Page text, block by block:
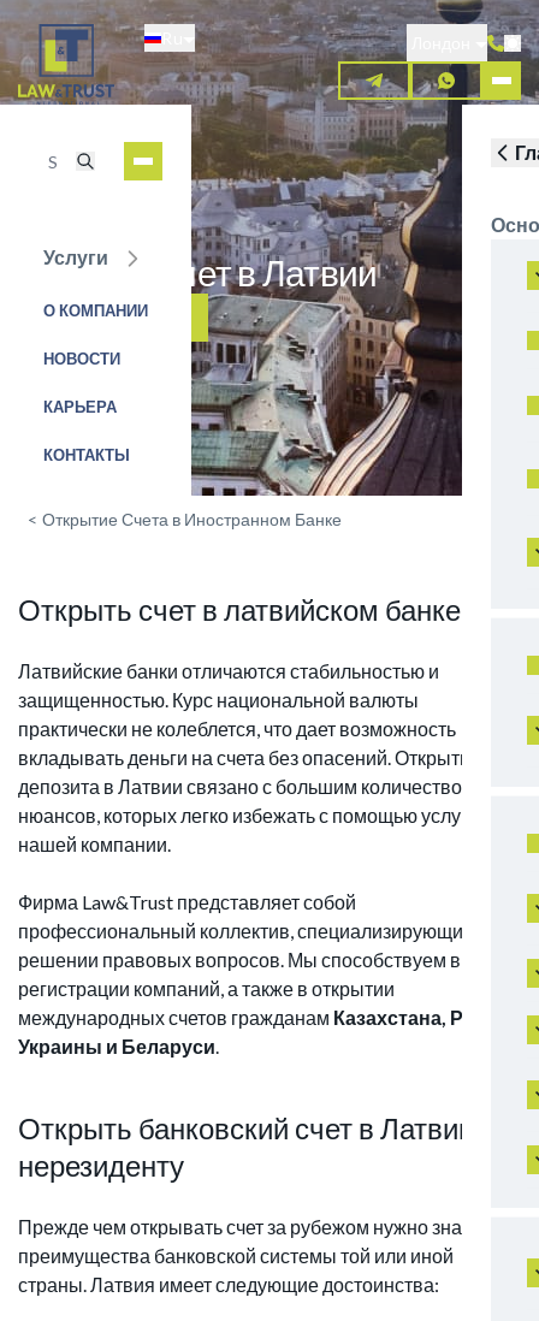
Перейти
основному
содержанию
Услуги
О КОМПАНИИ
НОВОСТИ
КАРЬЕРА
КОНТАКТЫ
Открыть счет в Латвии
ЗАЯВКА НА УСЛУГУ
< Открытие Счета в Иностранном Банке
Открыть счет в латвийском банке
Латвийские банки отличаются стабильностью и
защищенностью. Курс национальной валюты
практически не колеблется, что дает возможность
вкладывать деньги на счета без опасений. Открытие
депозита в Латвии связано с большим количеством
нюансов, которых легко избежать с помощью услуг
нашей компании.
Фирма Law&Trust представляет собой
профессиональный коллектив, специализирующийся на
решении правовых вопросов. Мы способствуем в
регистрации компаний, а также в открытии
международных счетов гражданам Казахстана, РФ,
Украины и Беларуси.
Открыть банковский счет в Латвии
нерезиденту
Прежде чем открывать счет за рубежом нужно знать
преимущества банковской системы той или иной
страны. Латвия имеет следующие достоинства: